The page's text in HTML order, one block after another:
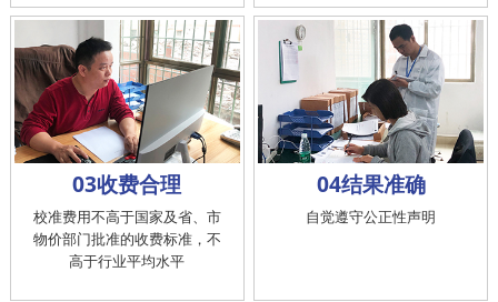
03收费合理
校准费用不高于国家及省、市
物价部门批准的收费标准，不
高于行业平均水平
04结果准确
自觉遵守公正性声明